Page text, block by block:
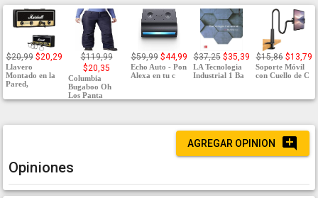
$20,99 $20,29
Llavero
Montado en la
Pared,
$119,99
$20,35
Columbia
Bugaboo Oh
Los Panta
$59,99 $44,99
Echo Auto - Pon
Alexa en tu c
$37,25 $35,39
LA Tecnologia
Industrial 1 Ba
$15,86 $13,79
Soporte Móvil
con Cuello de C
AGREGAR OPINION
Opiniones